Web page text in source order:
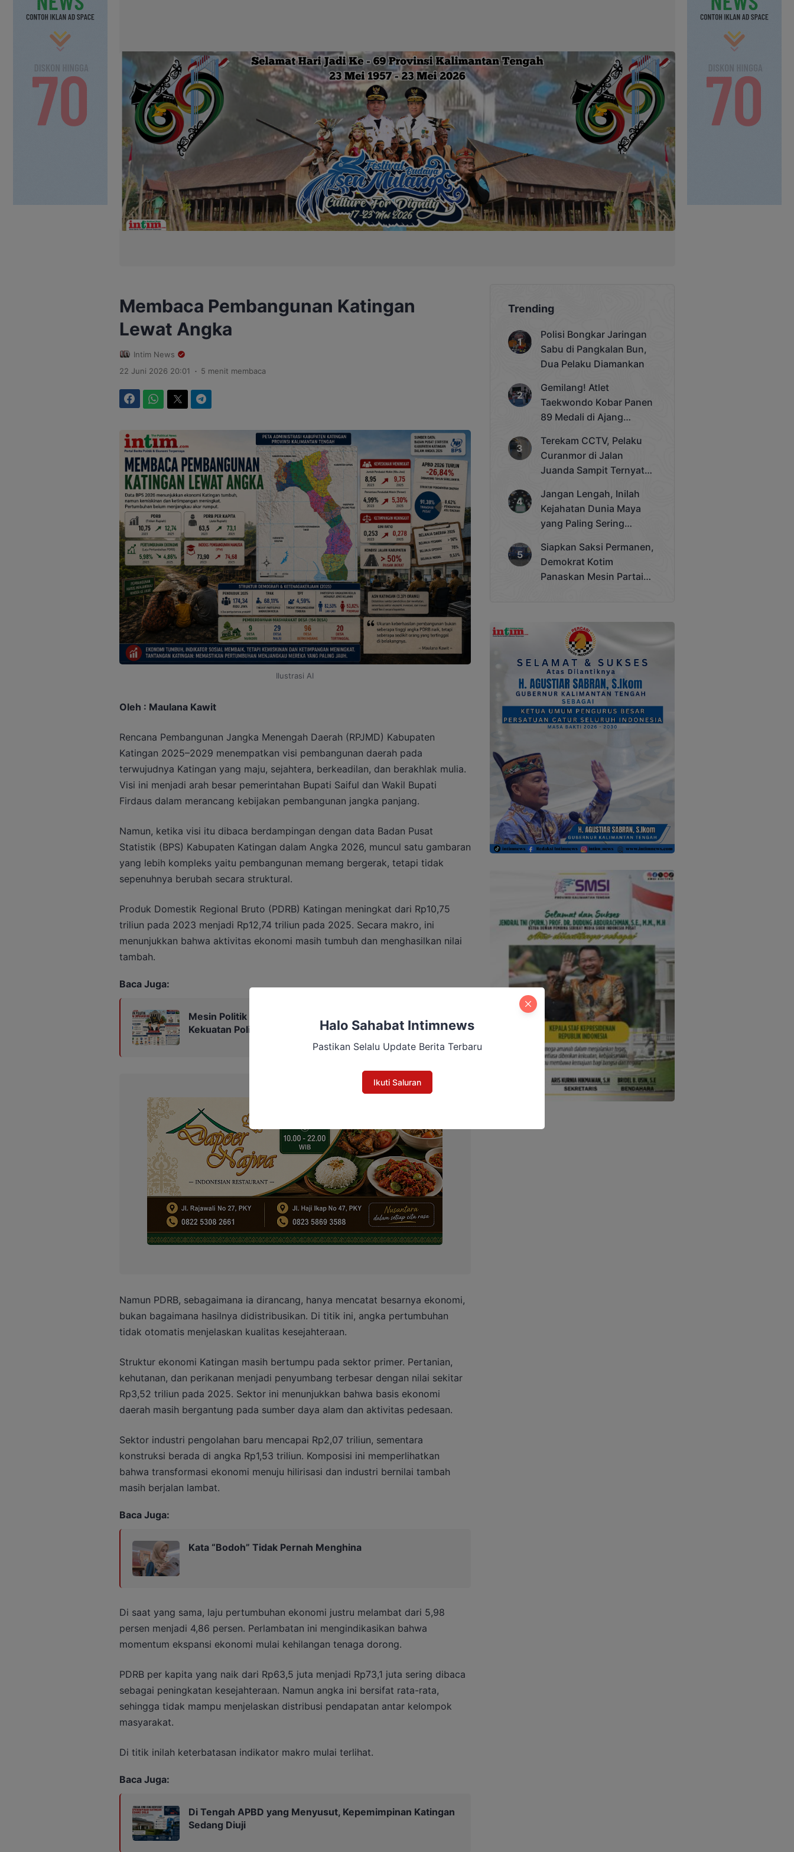
Membaca Pembangunan Katingan
Lewat Angka
Intim News
22 Juni 2026 20:01
. 5 menit membaca
Ilustrasi AI
Oleh : Maulana Kawit
Rencana Pembangunan Jangka Menengah Daerah (RPJMD) Kabupaten
Katingan 2025–2029 menempatkan visi pembangunan daerah pada
terwujudnya Katingan yang maju, sejahtera, berkeadilan, dan berakhlak mulia.
Visi ini menjadi arah besar pemerintahan Bupati Saiful dan Wakil Bupati
Firdaus dalam merancang kebijakan pembangunan jangka panjang.
Namun, ketika visi itu dibaca berdampingan dengan data Badan Pusat
Statistik (BPS) Kabupaten Katingan dalam Angka 2026, muncul satu gambaran
yang lebih kompleks yaitu pembangunan memang bergerak, tetapi tidak
sepenuhnya berubah secara struktural.
Produk Domestik Regional Bruto (PDRB) Katingan meningkat dari Rp10,75
triliun pada 2023 menjadi Rp12,74 triliun pada 2025. Secara makro, ini
menunjukkan bahwa aktivitas ekonomi masih tumbuh dan menghasilkan nilai
tambah.
Baca Juga:
Mesin Politik Mulai Dipanaskan: Membaca Pergeseran
Kekuatan Politik Katingan Menuju 2029 (Bagian I)
Namun PDRB, sebagaimana ia dirancang, hanya mencatat besarnya ekonomi,
bukan bagaimana hasilnya didistribusikan. Di titik ini, angka pertumbuhan
tidak otomatis menjelaskan kualitas kesejahteraan.
Struktur ekonomi Katingan masih bertumpu pada sektor primer. Pertanian,
kehutanan, dan perikanan menjadi penyumbang terbesar dengan nilai sekitar
Rp3,52 triliun pada 2025. Sektor ini menunjukkan bahwa basis ekonomi
daerah masih bergantung pada sumber daya alam dan aktivitas pedesaan.
Sektor industri pengolahan baru mencapai Rp2,07 triliun, sementara
konstruksi berada di angka Rp1,53 triliun. Komposisi ini memperlihatkan
bahwa transformasi ekonomi menuju hilirisasi dan industri bernilai tambah
masih berjalan lambat.
Baca Juga:
Kata “Bodoh” Tidak Pernah Menghina
Di saat yang sama, laju pertumbuhan ekonomi justru melambat dari 5,98
persen menjadi 4,86 persen. Perlambatan ini mengindikasikan bahwa
momentum ekspansi ekonomi mulai kehilangan tenaga dorong.
PDRB per kapita yang naik dari Rp63,5 juta menjadi Rp73,1 juta sering dibaca
sebagai peningkatan kesejahteraan. Namun angka ini bersifat rata-rata,
sehingga tidak mampu menjelaskan distribusi pendapatan antar kelompok
masyarakat.
Di titik inilah keterbatasan indikator makro mulai terlihat.
Baca Juga:
Di Tengah APBD yang Menyusut, Kepemimpinan Katingan
Sedang Diuji
Trending
Polisi Bongkar Jaringan
Sabu di Pangkalan Bun,
Dua Pelaku Diamankan
Gemilang! Atlet
Taekwondo Kobar Panen
89 Medali di Ajang
Cup 2025
Terekam CCTV, Pelaku
Curanmor di Jalan
Juanda Sampit Ternyata
Jangan Lengah, Inilah
Kejahatan Dunia Maya
yang Paling Sering
Siapkan Saksi Permanen,
Demokrat Kotim
Panaskan Mesin Partai
Halo Sahabat Intimnews
Pastikan Selalu Update Berita Terbaru
Ikuti Saluran